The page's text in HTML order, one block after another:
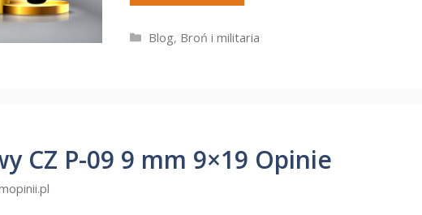
Kategorie
Blog, Broń i militaria
CZ P-09 9 mm 9×19 Opinie